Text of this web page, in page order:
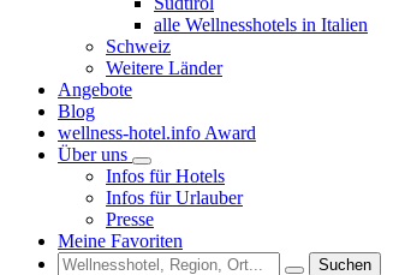
alle Wellnesshotels in Italien
Schweiz
Weitere Länder
Angebote
Blog
wellness-hotel.info Award
Über uns
Infos für Hotels
Infos für Urlauber
Presse
Meine Favoriten
Suchen